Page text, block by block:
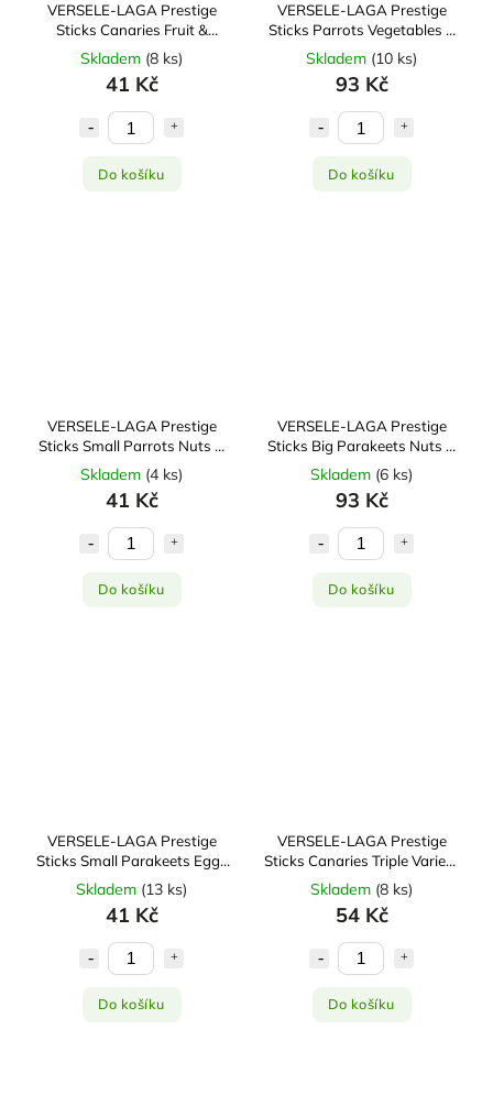
VERSELE-LAGA Prestige
Sticks Canaries Fruit &
Dandelion 2x30g
Skladem (8 ks)
41 Kč
Do košíku
VERSELE-LAGA Prestige
Sticks Parrots Vegetables &
Dandelion 2x70g
Skladem (10 ks)
93 Kč
Do košíku
VERSELE-LAGA Prestige
Sticks Small Parrots Nuts &
Raisin 2x30g
Skladem (4 ks)
41 Kč
Do košíku
VERSELE-LAGA Prestige
Sticks Big Parakeets Nuts &
Raisin 2x70g
Skladem (6 ks)
93 Kč
Do košíku
VERSELE-LAGA Prestige
Sticks Small Parakeets Eggs
& Thyme 2x30g
Skladem (13 ks)
41 Kč
Do košíku
VERSELE-LAGA Prestige
Sticks Canaries Triple Variety
3x30g
Skladem (8 ks)
54 Kč
Do košíku